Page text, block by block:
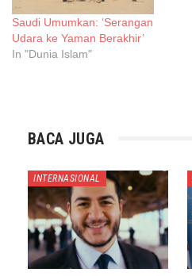
Saudi Umumkan: ‘Serangan
Udara ke Yaman Berakhir’
In "Dunia Islam"
BACA JUGA
INTERNASIONAL